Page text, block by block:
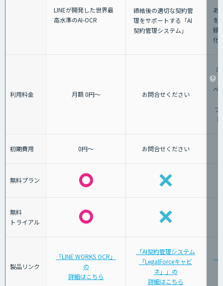
LINEが開発した世界最
高水準のAI-OCR
締結後の適切な契約管
理をサポートする「AI
契約管理システム」
あ
を
録
化
利用料金 月額 0円～ お問合せください
ベ
プ
初期費用 0円～ お問合せください
無料プラン
無料
トライアル
製品リンク
「LINE WORKS OCR」
の
詳細はこちら
「AI契約管理システム
「LegalForceキャビ
ネ」」の
詳細はこちら